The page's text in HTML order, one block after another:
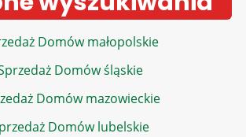
Domów małopolskie
Domów śląskie
Domów mazowieckie
Domów lubelskie